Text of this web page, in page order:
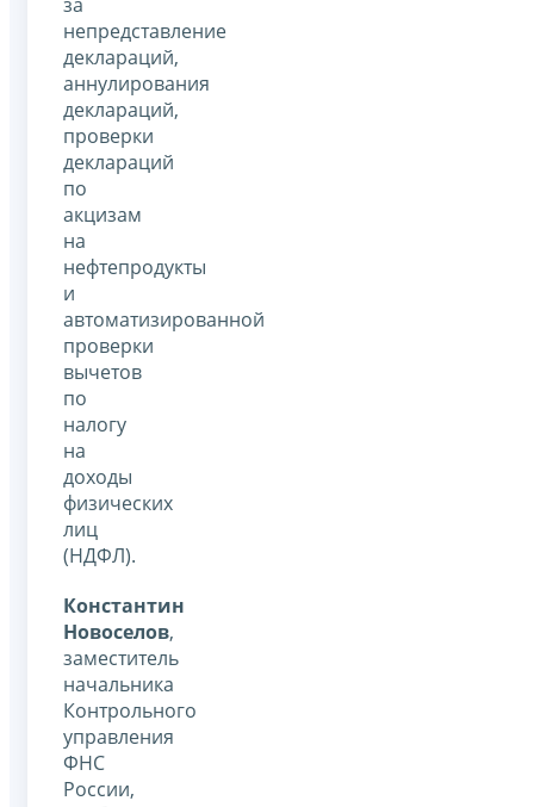
непредставление
деклараций,
аннулирования
деклараций,
проверки
деклараций
по
акцизам
на
нефтепродукты
и
автоматизированной
проверки
вычетов
по
налогу
на
доходы
физических
лиц
(НДФЛ).
Константин
Новоселов,
заместитель
начальника
Контрольного
управления
ФНС
России,